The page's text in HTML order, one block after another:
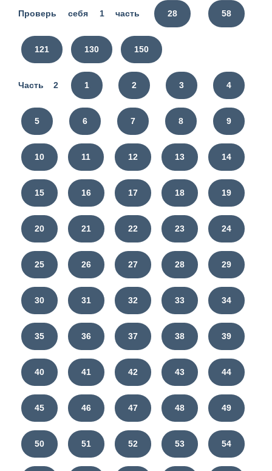
Проверь себя 1 часть 28 58
121 130 150
Часть 2 1 2 3 4
5 6 7 8 9
10 11 12 13 14
15 16 17 18 19
20 21 22 23 24
25 26 27 28 29
30 31 32 33 34
35 36 37 38 39
40 41 42 43 44
45 46 47 48 49
50 51 52 53 54